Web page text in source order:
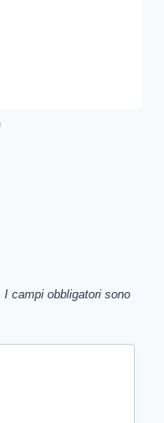
I campi obbligatori sono